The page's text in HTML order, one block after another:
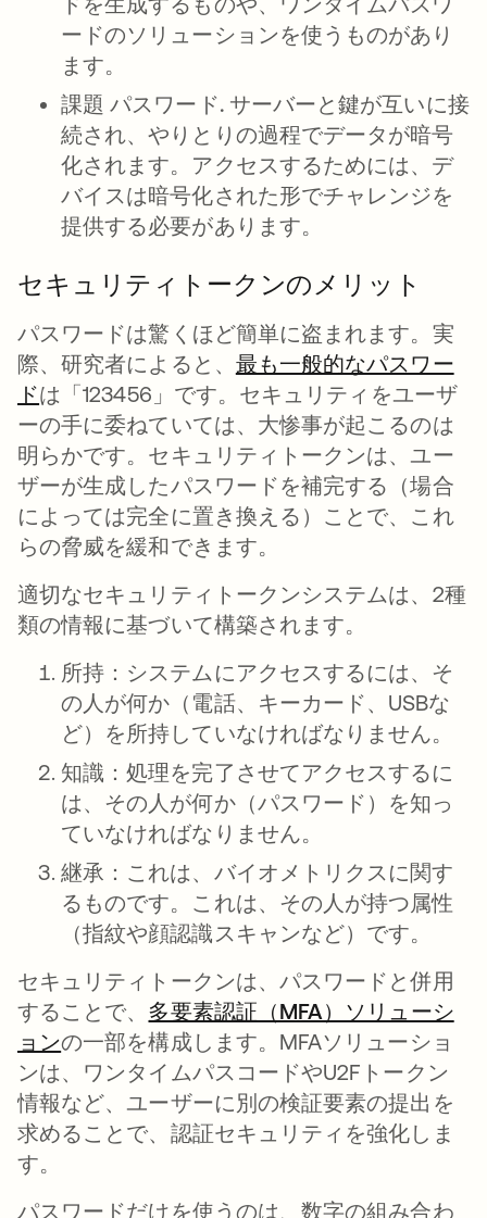
ードのソリューションを使うものがあり
ます。
課題 パスワード. サーバーと鍵が互いに接
続され、やりとりの過程でデータが暗号
化されます。アクセスするためには、デ
バイスは暗号化された形でチャレンジを
提供する必要があります。
セキュリティトークンのメリット
パスワードは驚くほど簡単に盗まれます。実
際、研究者によると、 最も一般的なパスワー
ド新しいタブで開く
は「123456」です。セキュリティをユーザ
ーの手に委ねていては、大惨事が起こるのは
明らかです。セキュリティトークンは、ユー
ザーが生成したパスワードを補完する（場合
によっては完全に置き換える）ことで、これ
らの脅威を緩和できます。
適切なセキュリティトークンシステムは、2種
類の情報に基づいて構築されます。
所持： システムにアクセスするには、そ
の人が何か（電話、キーカード、USBな
ど）を所持していなければなりません。
知識：処理を完了させてアクセスするに
は、その人が何か（パスワード）を知っ
ていなければなりません。
継承： これは、バイオメトリクスに関す
るものです。これは、その人が持つ属性
（指紋や顔認識スキャンなど）です。
セキュリティトークンは、パスワードと併用
することで、 多要素認証（MFA）ソリューシ
ョンの一部を構成します。MFAソリューショ
ンは、ワンタイムパスコードやU2Fトークン
情報など、ユーザーに別の検証要素の提出を
求めることで、認証セキュリティを強化しま
す。
パスワードだけを使うのは、数字の組み合わ